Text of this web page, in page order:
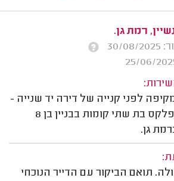
רמת גן.
2025
לפני קנייה של דירה יד שנייה -
דירת דופלקס בת שתי קומות בבניין בן 8
גן.
תואם הביקור עם הדייר הנוכחי